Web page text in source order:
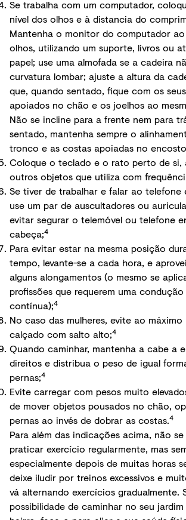
Se trabalha com um computador,
nível dos olhos e à distancia do
Mantenha o monitor do computador ao
olhos, utilizando um suporte, livros ou
papel; use uma almofada se a cadeira
curvatura lombar; ajuste a altura da
que, quando sentado, fique com os
apoiados no chão e os joelhos ao
Não se incline para a frente nem para
sentado, mantenha sempre o
tronco e as costas apoiadas no
Coloque o teclado e o rato perto de si,
outros objetos que utiliza com
Se tiver de trabalhar e falar ao telefone
use um par de auscultadores ou
evitar segurar o telemóvel ou telefone
cabeça;4
Para evitar estar na mesma posição
tempo, levante-se a cada hora, e
alguns alongamentos (o mesmo se
profissões que requerem uma
contínua);4
No caso das mulheres, evite ao
calçado com salto alto;4
Quando caminhar, mantenha a cabe a
direitos e distribua o peso de igual
pernas;4
Evite carregar com pesos muito
de mover objetos pousados no chão,
pernas ao invés de dobrar as costas.4
Para além das indicações acima, não
praticar exercício regularmente, mas
especialmente depois de muitas horas
deixe iludir por treinos excessivos e
vá alternando exercícios gradualmente.
possibilidade de caminhar no seu